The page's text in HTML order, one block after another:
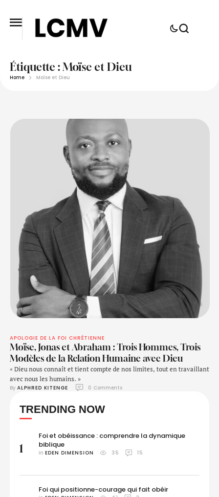
Étiquette :Moïse et Dieu
Home Moïse et Dieu
APOLOGIE DE LA FOI CHRÉTIENNE
Moïse, Jonas et Abraham : Trois Hommes, Trois
Modèles de la Relation Humaine avec Dieu
« Dieu nous connaît et tient compte de nos limites, tout en travaillant
avec nous les humains. »
By ALPHRED KITENGE 0 Comments
TRENDING NOW
1
Foi et obéissance : comprendre la dynamique
biblique
in EDEN DIMENSION 35 15
Foi qui positionne-courage qui fait obéir